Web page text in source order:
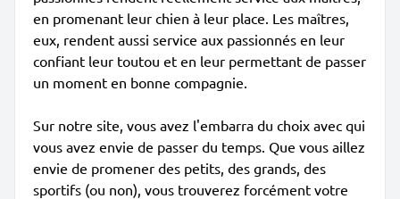
en promenant leur chien à leur place. Les maîtres,
eux, rendent aussi service aux passionnés en leur
confiant leur toutou et en leur permettant de passer
un moment en bonne compagnie.
Sur notre site, vous avez l'embarra du choix avec qui
vous avez envie de passer du temps. Que vous aillez
envie de promener des petits, des grands, des
sportifs (ou non), vous trouverez forcément votre